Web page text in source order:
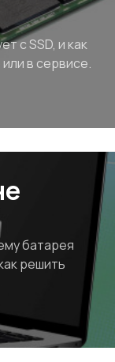
с SSD, и как
в сервисе.
батарея
решить